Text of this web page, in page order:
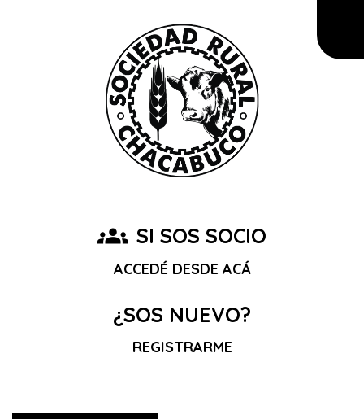
groups SI SOS SOCIO
ACCEDÉ DESDE ACÁ
¿SOS NUEVO?
REGISTRARME